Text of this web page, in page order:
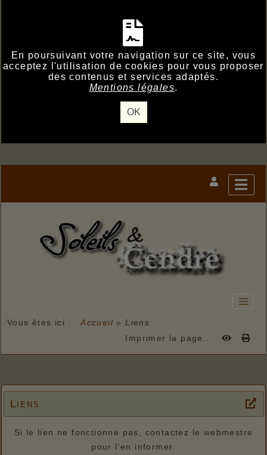
En poursuivant votre navigation sur ce site, vous
acceptez l'utilisation de cookies pour vous proposer
des contenus et services adaptés.
Mentions légales.
OK
Vous êtes ici : Accueil » Liens
Imprimer la page...
Liens
Si le lien ne fonctionne pas, contactez le webmestre
pour l'en informer.